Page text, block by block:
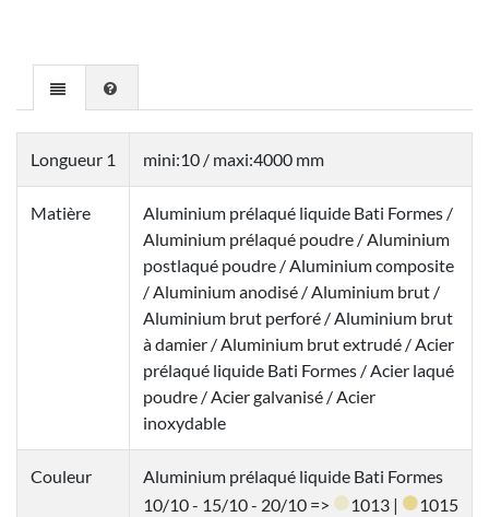
Longueur 1 mini:10 / maxi:4000 mm
Matière
Aluminium prélaqué liquide Bati Formes /
Aluminium prélaqué poudre / Aluminium
postlaqué poudre / Aluminium composite
/ Aluminium anodisé / Aluminium brut /
Aluminium brut perforé / Aluminium brut
à damier / Aluminium brut extrudé / Acier
prélaqué liquide Bati Formes / Acier laqué
poudre / Acier galvanisé / Acier
inoxydable
Couleur
Aluminium prélaqué liquide Bati Formes
10/10 - 15/10 - 20/10 =>
1013 |
1015